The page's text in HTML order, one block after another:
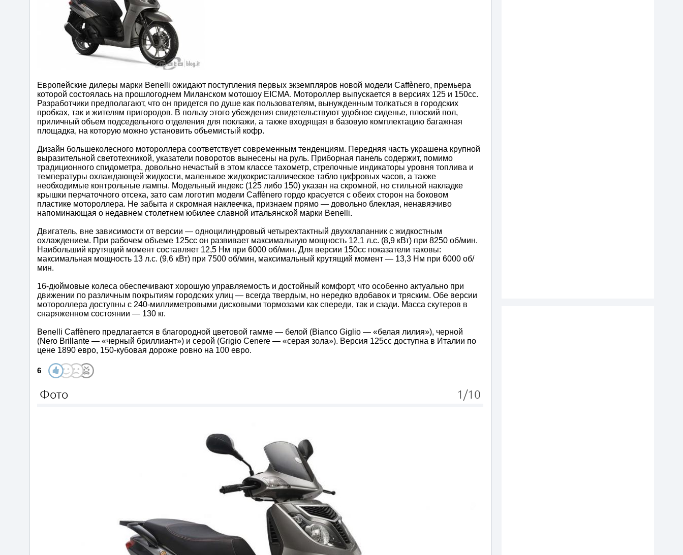
Европейские дилеры марки Benelli ожидают поступления первых экземпляров новой модели Caffènero, премьера
которой состоялась на прошлогоднем Миланском мотошоу EICMA. Мотороллер выпускается в версиях 125 и 150сс.
Разработчики предполагают, что он придется по душе как пользователям, вынужденным толкаться в городских
пробках, так и жителям пригородов. В пользу этого убеждения свидетельствуют удобное сиденье, плоский пол,
приличный объем подседельного отделения для поклажи, а также входящая в базовую комплектацию багажная
площадка, на которую можно установить объемистый кофр.
Дизайн большеколесного мотороллера соответствует современным тенденциям. Передняя часть украшена крупной
выразительной светотехникой, указатели поворотов вынесены на руль. Приборная панель содержит, помимо
традиционного спидометра, довольно нечастый в этом классе тахометр, стрелочные индикаторы уровня топлива и
температуры охлаждающей жидкости, маленькое жидкокристаллическое табло цифровых часов, а также
необходимые контрольные лампы. Модельный индекс (125 либо 150) указан на скромной, но стильной накладке
крышки перчаточного отсека, зато сам логотип модели Caffènero гордо красуется с обеих сторон на боковом
пластике мотороллера. Не забыта и скромная наклеечка, признаем прямо — довольно блеклая, ненавязчиво
напоминающая о недавнем столетнем юбилее славной итальянской марки Benelli.
Двигатель, вне зависимости от версии — одноцилиндровый четырехтактный двухклапанник с жидкостным
охлаждением. При рабочем объеме 125сс он развивает максимальную мощность 12,1 л.с. (8,9 кВт) при 8250 об/мин.
Наибольший крутящий момент составляет 12,5 Нм при 6000 об/мин. Для версии 150сс показатели таковы:
максимальная мощность 13 л.с. (9,6 кВт) при 7500 об/мин, максимальный крутящий момент — 13,3 Нм при 6000 об/
мин.
16-дюймовые колеса обеспечивают хорошую управляемость и достойный комфорт, что особенно актуально при
движении по различным покрытиям городских улиц — всегда твердым, но нередко вдобавок и тряским. Обе версии
мотороллера доступны с 240-миллиметровыми дисковыми тормозами как спереди, так и сзади. Масса скутеров в
снаряженном состоянии — 130 кг.
Benelli Caffènero предлагается в благородной цветовой гамме — белой (Bianco Giglio — «белая лилия»), черной
(Nero Brillante — «черный бриллиант») и серой (Grigio Cenere — «серая зола»). Версия 125сс доступна в Италии по
цене 1890 евро, 150-кубовая дороже ровно на 100 евро.
6
Фото 1/10